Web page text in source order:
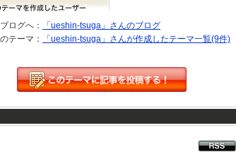
ログへ：
「ueshin-tsuga」さんのブログ
テーマ：
「ueshin-tsuga」さんが作成したテーマ一覧(9件)